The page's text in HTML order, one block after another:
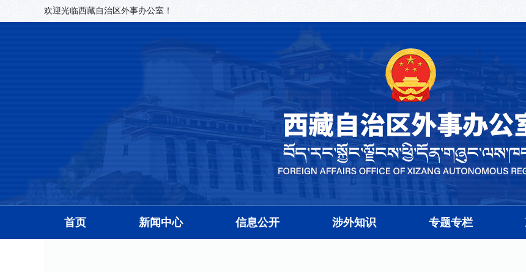
欢迎光临西藏自治区外事办公室！
首页 新闻中心 信息公开 涉外知识 专题专栏